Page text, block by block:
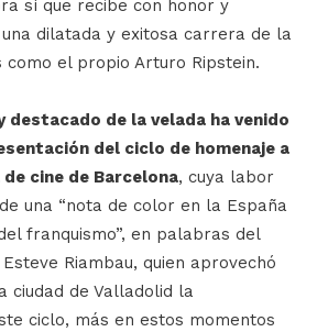
sí que recibe con honor y
dilatada y exitosa carrera de la
el propio Arturo Ripstein.
destacado de la velada ha venido
del ciclo de homenaje a
cine de Barcelona, cuya labor
una “nota de color en la España
franquismo”, en palabras del
Riambau, quien aprovechó
ciudad de Valladolid la
ciclo, más en estos momentos